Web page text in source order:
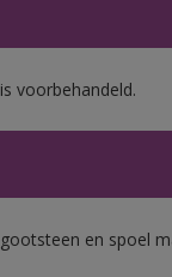
voorbehandeld.
en spoel